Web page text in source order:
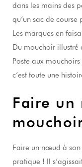
dans les mains des
qu’un sac de course
Les marques en
Du mouchoir illustré
Poste aux
c’est toute une
Faire un
Faire un nœud à
pratique ! Il